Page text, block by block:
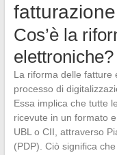
Cos’è la
elettroniche?
La riforma delle fatture
processo di
Essa implica che tutte
ricevute in un formato
UBL o CII, attraverso
(PDP). Ciò significa